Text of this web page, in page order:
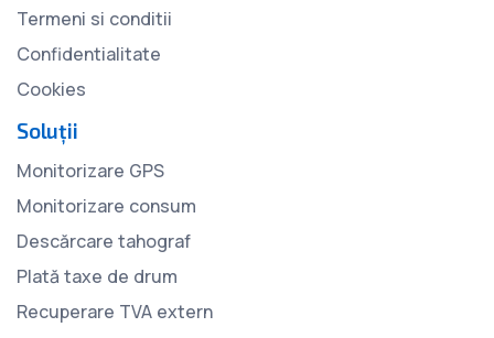
Termeni si conditii
Confidentialitate
Cookies
Soluții
Monitorizare GPS
Monitorizare consum
Descărcare tahograf
Plată taxe de drum
Recuperare TVA extern